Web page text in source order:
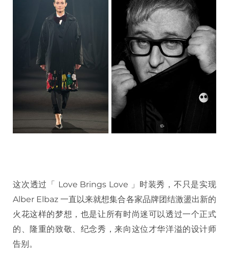
这次透过「 Love Brings Love 」时装秀，不只是实现
Alber Elbaz 一直以来就想集合各家品牌团结激盪出新的
火花这样的梦想，也是让所有时尚迷可以透过一个正式
的、隆重的致敬、纪念秀，来向这位才华洋溢的设计师
告别。